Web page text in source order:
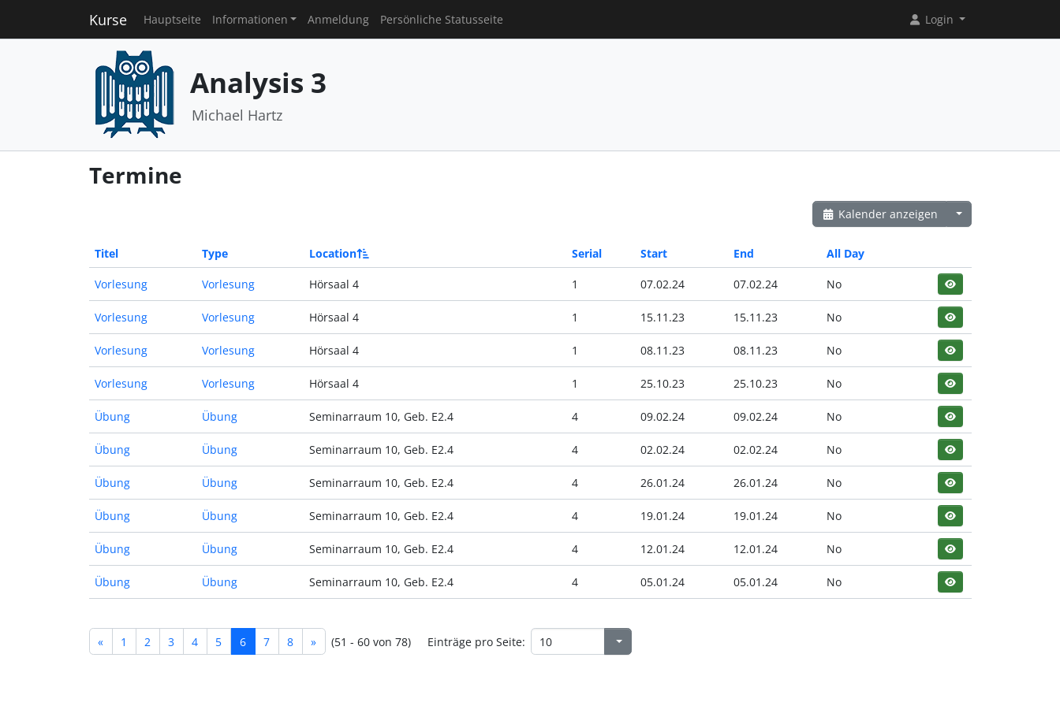
Kurse Hauptseite Informationen Anmeldung Persönliche Statusseite Login
Analysis 3
Michael Hartz
Termine
Kalender anzeigen
Titel Type Location Serial Start End All Day
Vorlesung Vorlesung Hörsaal 4 1 07.02.24 07.02.24 No
Vorlesung Vorlesung Hörsaal 4 1 15.11.23 15.11.23 No
Vorlesung Vorlesung Hörsaal 4 1 08.11.23 08.11.23 No
Vorlesung Vorlesung Hörsaal 4 1 25.10.23 25.10.23 No
Übung Übung Seminarraum 10, Geb. E2.4 4 09.02.24 09.02.24 No
Übung Übung Seminarraum 10, Geb. E2.4 4 02.02.24 02.02.24 No
Übung Übung Seminarraum 10, Geb. E2.4 4 26.01.24 26.01.24 No
Übung Übung Seminarraum 10, Geb. E2.4 4 19.01.24 19.01.24 No
Übung Übung Seminarraum 10, Geb. E2.4 4 12.01.24 12.01.24 No
Übung Übung Seminarraum 10, Geb. E2.4 4 05.01.24 05.01.24 No
« 1 2 3 4 5 6 7 8 » (51 - 60 von 78) Einträge pro Seite: